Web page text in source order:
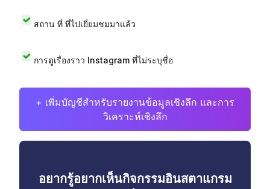
สถาน ที่ ที่ไปเยี่ยมชมมาแล้ว
การดูเรื่องราว Instagram ที่ไม่ระบุชื่อ
+ เพิ่มบัญชีสำหรับรายงานข้อมูลเชิงลึก และการ
วิเคราะห์เชิงลึก
อยากรู้อยากเห็นกิจกรรมอินสตาแกรม